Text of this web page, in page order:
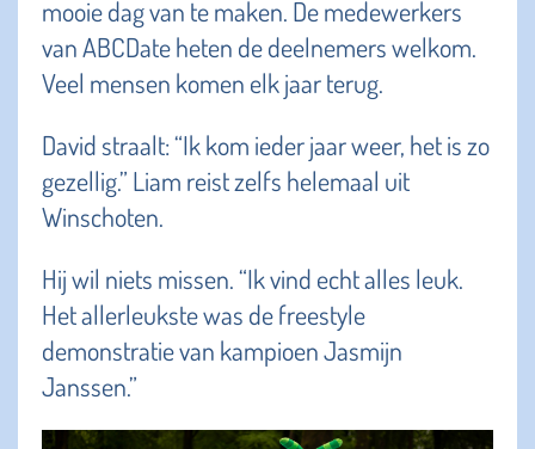
mooie dag van te maken. De medewerkers
van ABCDate heten de deelnemers welkom.
Veel mensen komen elk jaar terug.
David straalt: “Ik kom ieder jaar weer, het is zo
gezellig.” Liam reist zelfs helemaal uit
Winschoten.
Hij wil niets missen. “Ik vind echt alles leuk.
Het allerleukste was de freestyle
demonstratie van kampioen Jasmijn
Janssen.”